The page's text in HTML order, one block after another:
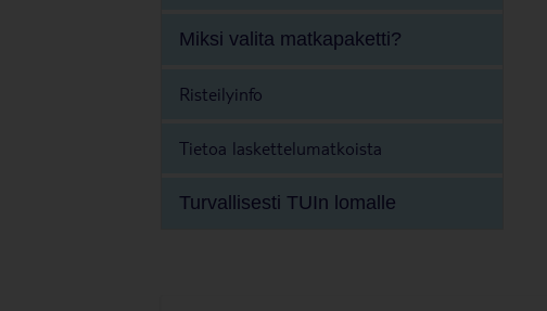
Miksi valita matkapaketti?
Risteilyinfo
Tietoa laskettelumatkoista
Turvallisesti TUIn lomalle